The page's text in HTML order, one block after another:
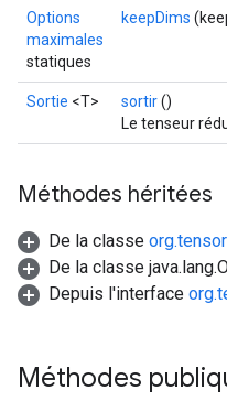
Options
maximales
statiques
keepDims
Sortie <T> sortir()
Le tenseur
Méthodes héritées
De la classe
De la classe
Depuis l'interface
Méthodes